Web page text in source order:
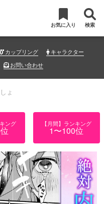
お気に入り 検索
カップリング
キャラクター
お問い合わせ
ょ
ング 【月間】ランキング
1〜100位